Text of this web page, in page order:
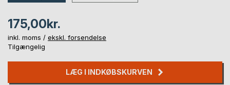
175,00kr.
inkl. moms / ekskl. forsendelse
Tilgængelig
LÆG I INDKØBSKURVEN